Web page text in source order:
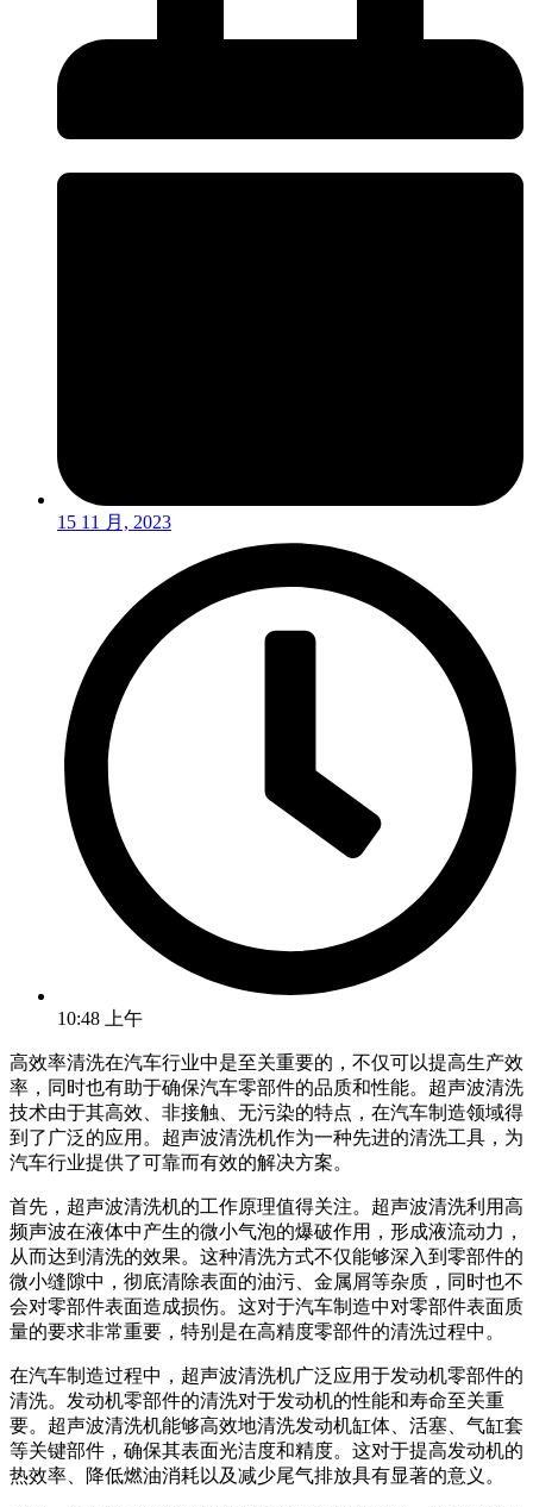
15 11 月, 2023
10:48 上午
高效率清洗在汽车行业中是至关重要的，不仅可以提高生产效
率，同时也有助于确保汽车零部件的品质和性能。超声波清洗
技术由于其高效、非接触、无污染的特点，在汽车制造领域得
到了广泛的应用。超声波清洗机作为一种先进的清洗工具，为
汽车行业提供了可靠而有效的解决方案。
首先，超声波清洗机的工作原理值得关注。超声波清洗利用高
频声波在液体中产生的微小气泡的爆破作用，形成液流动力，
从而达到清洗的效果。这种清洗方式不仅能够深入到零部件的
微小缝隙中，彻底清除表面的油污、金属屑等杂质，同时也不
会对零部件表面造成损伤。这对于汽车制造中对零部件表面质
量的要求非常重要，特别是在高精度零部件的清洗过程中。
在汽车制造过程中，超声波清洗机广泛应用于发动机零部件的
清洗。发动机零部件的清洗对于发动机的性能和寿命至关重
要。超声波清洗机能够高效地清洗发动机缸体、活塞、气缸套
等关键部件，确保其表面光洁度和精度。这对于提高发动机的
热效率、降低燃油消耗以及减少尾气排放具有显著的意义。